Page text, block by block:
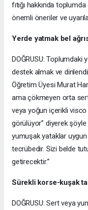
fıtığı hakkında
önemli öneriler ve
Yerde yatmak bel
DOĞRUSU: Toplumdaki
destek almak ve
Öğretim Üyesi Murat
ama çökmeyen orta
veya yoğun içerikli
görülüyor” diyerek
yumuşak yataklar
tecrübedir. Sizi belde
getirecektir.”
Sürekli korse-kuşak
DOĞRUSU: Sert veya